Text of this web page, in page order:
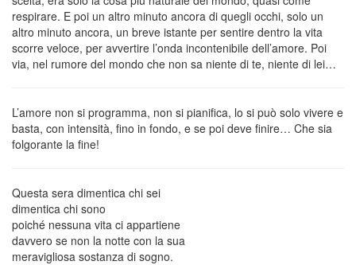
respirare. E poi un altro minuto ancora di quegli occhi, solo un
altro minuto ancora, un breve istante per sentire dentro la vita
scorre veloce, per avvertire l’onda incontenibile dell’amore. Poi
via, nel rumore del mondo che non sa niente di te, niente di lei…
L’amore non si programma, non si pianifica, lo si può solo vivere e
basta, con intensità, fino in fondo, e se poi deve finire… Che sia
folgorante la fine!
Questa sera dimentica chi sei
dimentica chi sono
poiché nessuna vita ci appartiene
davvero se non la notte con la sua
meravigliosa sostanza di sogno.